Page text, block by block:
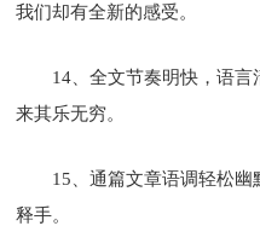
我们却有全新的感受。
14、全文节奏明快，语
来其乐无穷。
15、通篇文章语调轻松幽
释手。